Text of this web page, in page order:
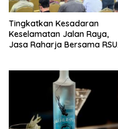
Tingkatkan Kesadaran
Keselamatan Jalan Raya,
Jasa Raharja Bersama RSU
Komprehensif di Jagakarsa